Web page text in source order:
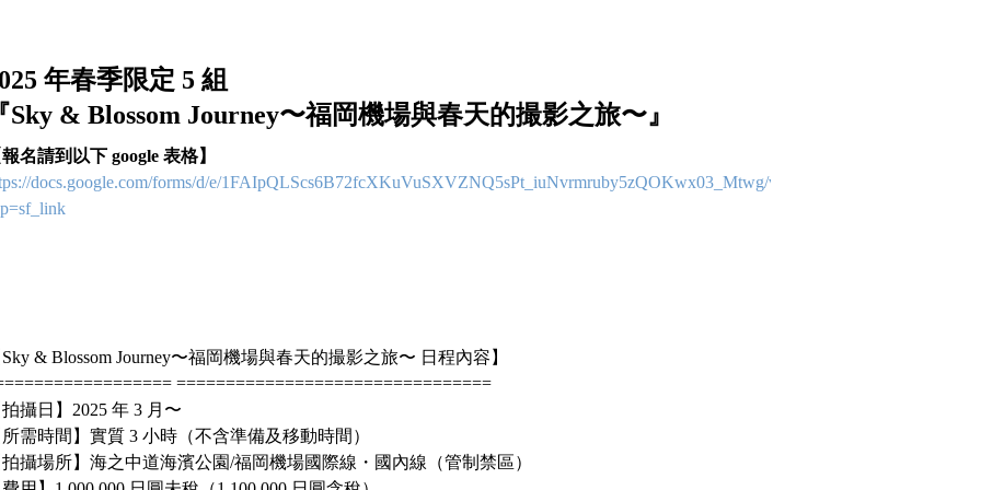
年春季限定 5 組
Sky & Blossom Journey〜福岡機場與春天的撮影之旅〜』
報名請到以下 google 表格】
docs.google.com/forms/d/e/1FAIpQLScs6B72fcXKuVuSXVZNQ5sPt_iuNvrmruby5zQOKwx03_Mtwg/viewform?
Sky & Blossom Journey〜福岡機場與春天的撮影之旅〜 日程內容】
================================
拍攝日】2025 年 3 月〜
所需時間】實質 3 小時（不含準備及移動時間）
拍攝場所】海之中道海濱公園/福岡機場國際線・國內線（管制禁區）